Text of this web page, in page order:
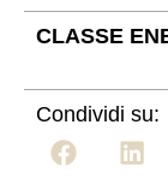
CLASSE
Condividi su: